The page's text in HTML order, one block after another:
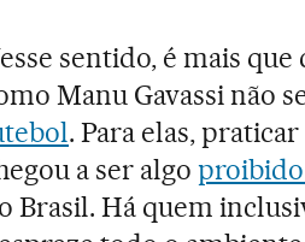
sentido, é mais
Manu Gavassi não
. Para elas,
a ser algo proibido
Brasil. Há quem